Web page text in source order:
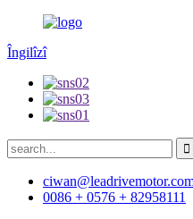
Îngilîzî
0086 + 0576 + 82958111